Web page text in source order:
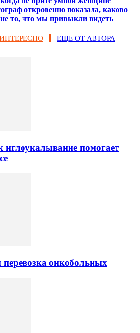
откровенно показала, каково
то, что мы привыкли видеть
ЕЩЕ ОТ АВТОРА
иглоукалывание помогает
перевозка онкобольных